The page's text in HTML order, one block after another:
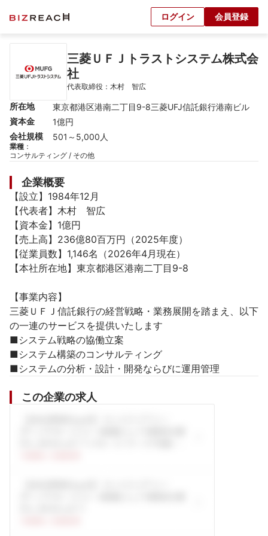
ログイン 会員登録
三菱ＵＦＪトラストシステム株式会
社
代表取締役：木村　智広
所在地
東京都港区港南二丁目9-8三菱UFJ信託銀行港南ビル
資本金
1億円
会社規模
501～5,000人
業種 ：
コンサルティング / その他
企業概要
【設立】1984年12月
【代表者】木村　智広
【資本金】1億円
【売上高】236億80百万円（2025年度）
【従業員数】1,146名（2026年4月現在）
【本社所在地】東京都港区港南二丁目9-8
【事業内容】
三菱ＵＦＪ信託銀行の経営戦略・業務展開を踏まえ、以下
の一連のサービスを提供いたします
■システム戦略の協働立案
■システム構築のコンサルティング
■システムの分析・設計・開発ならびに運用管理
この企業の求人